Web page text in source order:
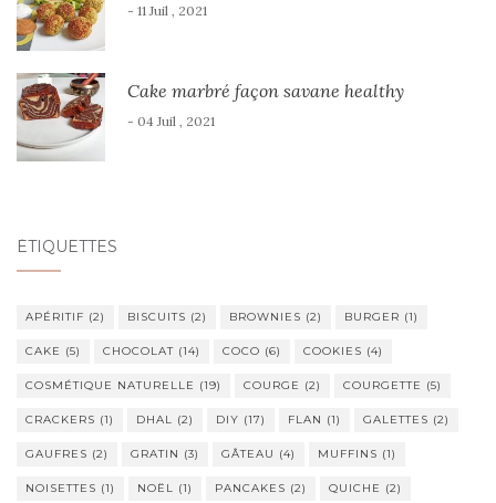
- 11 Juil , 2021
Cake marbré façon savane healthy
- 04 Juil , 2021
ÉTIQUETTES
APÉRITIF (2) BISCUITS (2) BROWNIES (2) BURGER (1)
CAKE (5) CHOCOLAT (14) COCO (6) COOKIES (4)
COSMÉTIQUE NATURELLE (19) COURGE (2) COURGETTE (5)
CRACKERS (1) DHAL (2) DIY (17) FLAN (1) GALETTES (2)
GAUFRES (2) GRATIN (3) GÂTEAU (4) MUFFINS (1)
NOISETTES (1) NOËL (1) PANCAKES (2) QUICHE (2)